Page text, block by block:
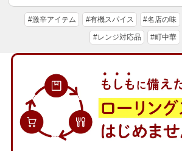
#激辛アイテム #有機スパイス #名店の味
#レンジ対応品 #町中華